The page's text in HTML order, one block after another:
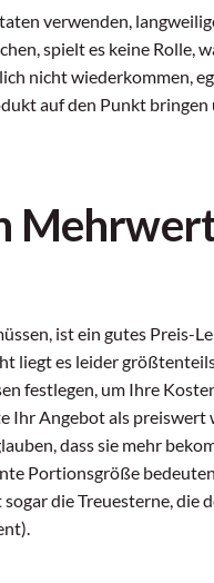
verwenden,
spielt es keine Rolle,
nicht wiederkommen,
auf den Punkt
ist ein gutes Preis-
liegt es leider
festlegen, um Ihre
Ihr Angebot als
dass sie mehr
Portionsgröße
die Treuesterne, die